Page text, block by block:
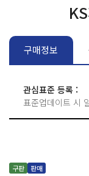
구매정보
관심표준 등록 :
표준업데이트 시
구판 판매